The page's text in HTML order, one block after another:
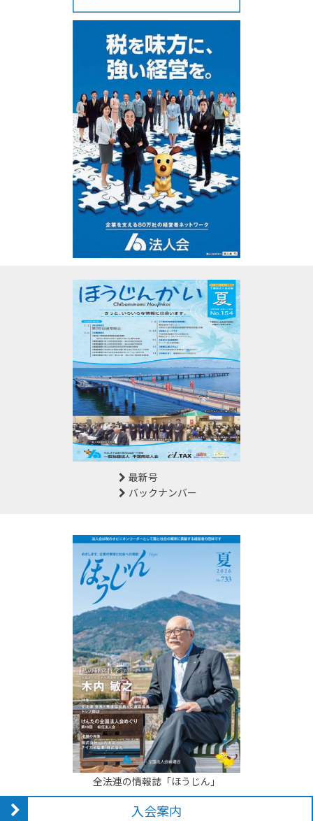
最新号
バックナンバー
全法連の情報誌「ほうじん」
入会案内